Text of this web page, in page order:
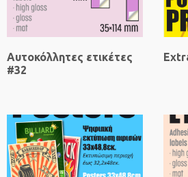
Αυτοκόλλητες ετικέτες
#32